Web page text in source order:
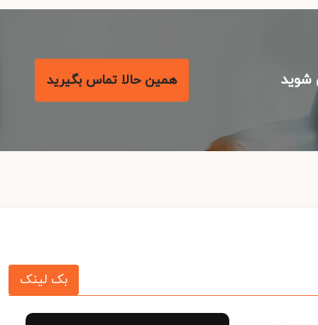
همین حالا تماس بگیرید
بک لینک